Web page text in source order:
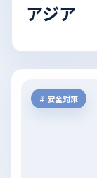
アジア
安全対策